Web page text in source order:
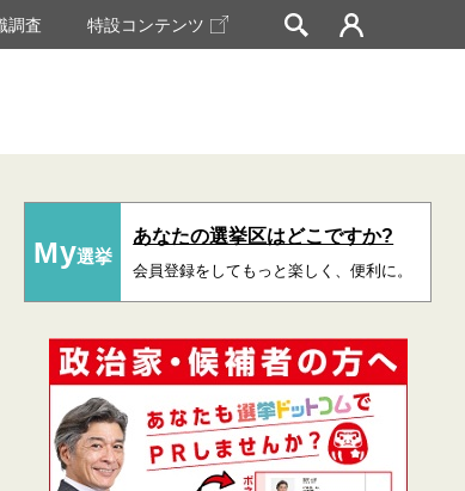
調査 特設コンテンツ
My選挙
あなたの選挙区はどこですか?
会員登録をしてもっと楽しく、便利に。